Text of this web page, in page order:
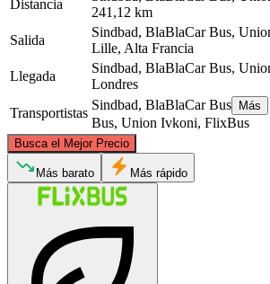
Distancia
241,12 km
Salida
Sindbad, BlaBlaCar Bus,
Lille, Alta Francia
Llegada
Sindbad, BlaBlaCar Bus,
Londres
Transportistas
Sindbad, BlaBlaCar Bus Más
Bus, Union Ivkoni, FlixBus
Busca el Mejor Precio
London
©CARTO, ©
Más barato Más rápido